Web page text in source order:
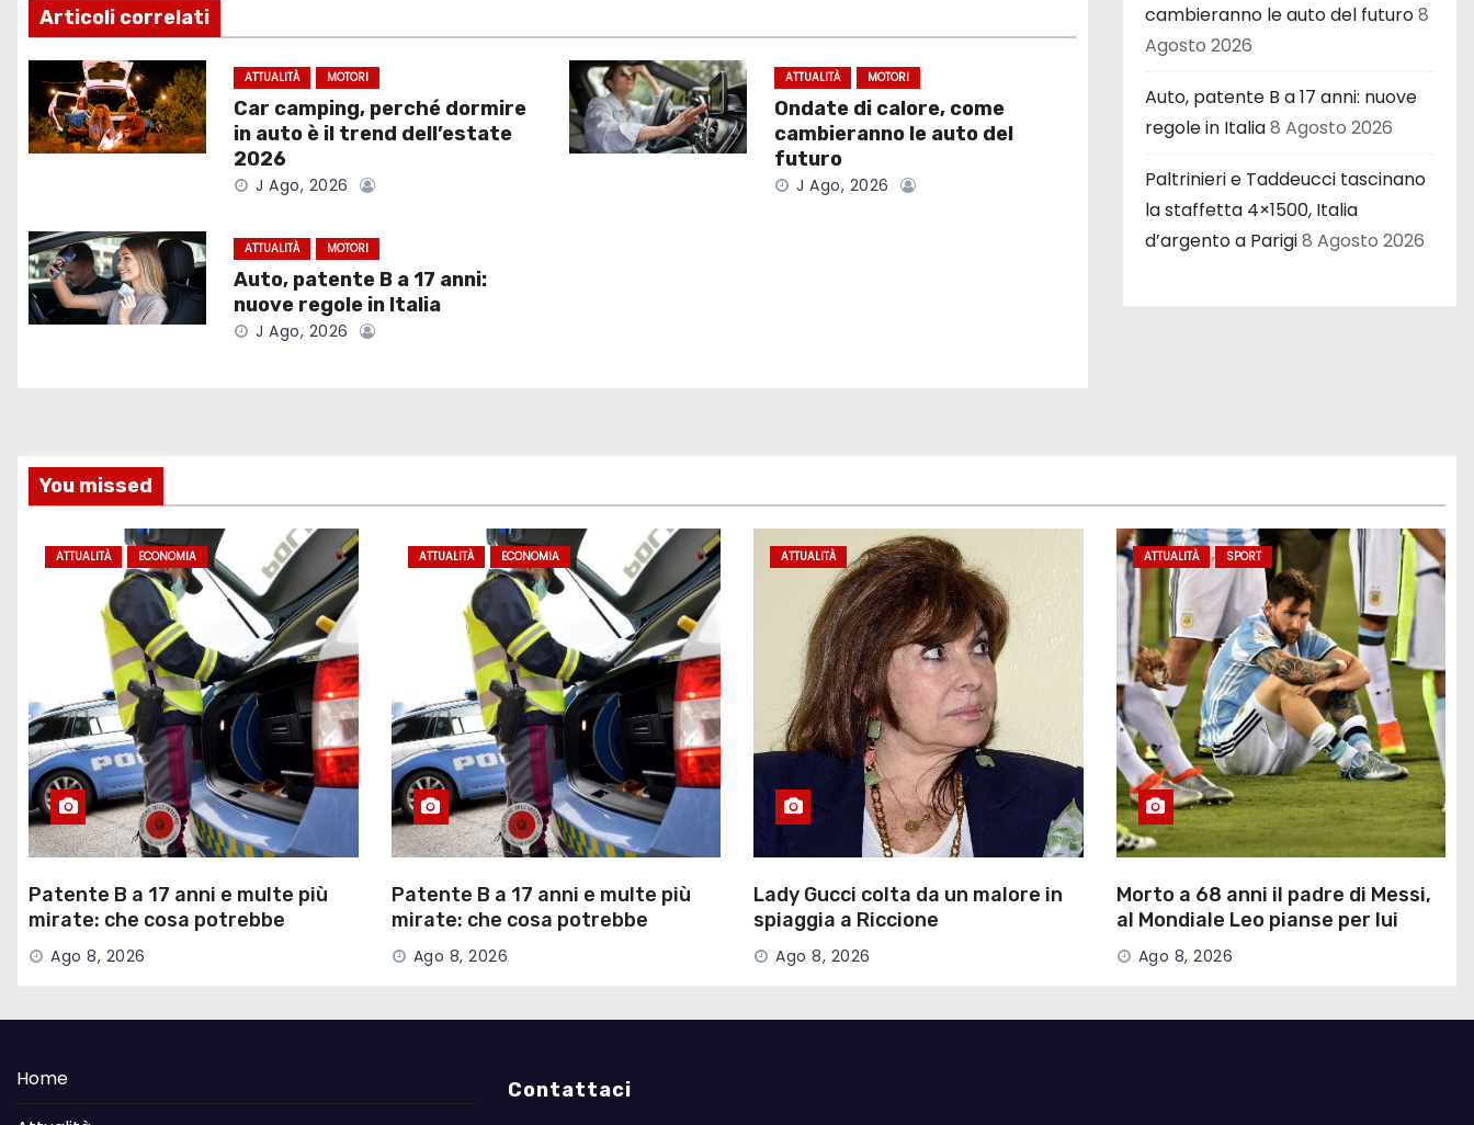
v
i
g
a
i
o
r
l
i
Articoli correlati
ATTUALITÀ MOTORI
Car camping, perché dormire
in auto è il trend dell’estate
2026
J Ago, 2026
ATTUALITÀ MOTORI
Ondate di calore, come
cambieranno le auto del
futuro
J Ago, 2026
ATTUALITÀ MOTORI
Auto, patente B a 17 anni:
nuove regole in Italia
J Ago, 2026
cambieranno le auto del futuro8
Agosto 2026
Auto, patente B a 17 anni: nuove
regole in Italia8 Agosto 2026
Paltrinieri e Taddeucci tascinano
la staffetta 4×1500, Italia
d’argento a Parigi8 Agosto 2026
You missed
ATTUALITÀ ECONOMIA
Patente B a 17 anni e multe più
mirate: che cosa potrebbe
cambiare nel nuovo Codice della
Strada
Ago 8, 2026
ATTUALITÀ ECONOMIA
Patente B a 17 anni e multe più
mirate: che cosa potrebbe
cambiare nel nuovo Codice della
Strada
Ago 8, 2026
ATTUALITÀ
Lady Gucci colta da un malore in
spiaggia a Riccione
Ago 8, 2026
ATTUALITÀ SPORT
Morto a 68 anni il padre di Messi,
al Mondiale Leo pianse per lui
Ago 8, 2026
Home
Contattaci